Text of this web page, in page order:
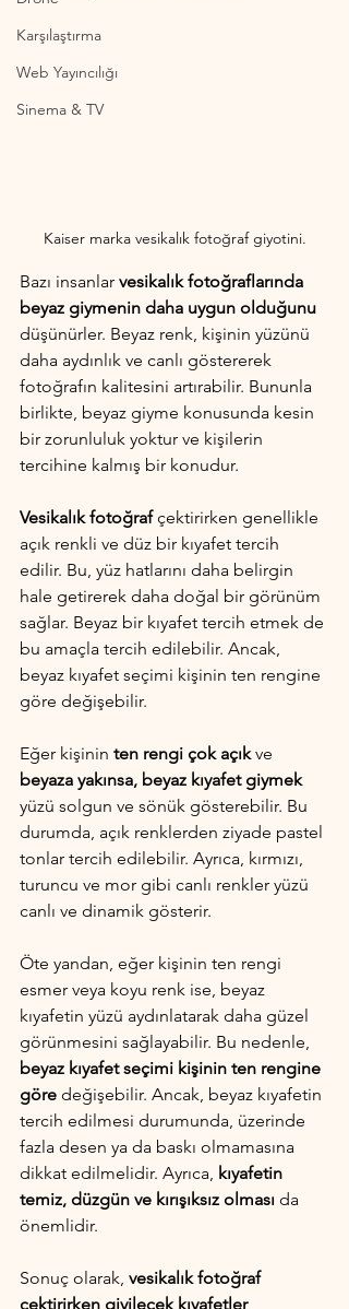
Karşılaştırma
Web Yayıncılığı
Sinema & TV
Kaiser marka vesikalık fotoğraf giyotini.
Bazı insanlar vesikalık fotoğraflarında
beyaz giymenin daha uygun olduğunu
düşünürler. Beyaz renk, kişinin yüzünü
daha aydınlık ve canlı göstererek
fotoğrafın kalitesini artırabilir. Bununla
birlikte, beyaz giyme konusunda kesin
bir zorunluluk yoktur ve kişilerin
tercihine kalmış bir konudur.
Vesikalık fotoğraf çektirirken genellikle
açık renkli ve düz bir kıyafet tercih
edilir. Bu, yüz hatlarını daha belirgin
hale getirerek daha doğal bir görünüm
sağlar. Beyaz bir kıyafet tercih etmek de
bu amaçla tercih edilebilir. Ancak,
beyaz kıyafet seçimi kişinin ten rengine
göre değişebilir.
Eğer kişinin ten rengi çok açık ve
beyaza yakınsa, beyaz kıyafet giymek
yüzü solgun ve sönük gösterebilir. Bu
durumda, açık renklerden ziyade pastel
tonlar tercih edilebilir. Ayrıca, kırmızı,
turuncu ve mor gibi canlı renkler yüzü
canlı ve dinamik gösterir.
Öte yandan, eğer kişinin ten rengi
esmer veya koyu renk ise, beyaz
kıyafetin yüzü aydınlatarak daha güzel
görünmesini sağlayabilir. Bu nedenle,
beyaz kıyafet seçimi kişinin ten rengine
göre değişebilir. Ancak, beyaz kıyafetin
tercih edilmesi durumunda, üzerinde
fazla desen ya da baskı olmamasına
dikkat edilmelidir. Ayrıca, kıyafetin
temiz, düzgün ve kırışıksız olması da
önemlidir.
Sonuç olarak, vesikalık fotoğraf
çektirirken giyilecek kıyafetler